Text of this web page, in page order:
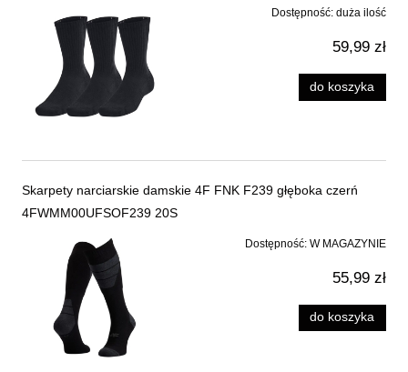
Dostępność: duża ilość
59,99 zł
do koszyka
Skarpety narciarskie damskie 4F FNK F239 głęboka czerń
4FWMM00UFSOF239 20S
Dostępność: W MAGAZYNIE
55,99 zł
do koszyka